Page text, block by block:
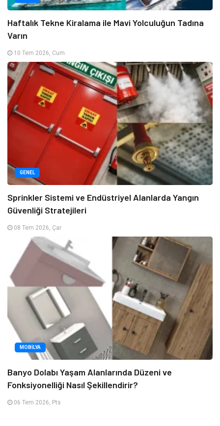
Haftalık Tekne Kiralama ile Mavi Yolculuğun Tadına
Varın
10 Tem 2026, Cum
GENEL
Sprinkler Sistemi ve Endüstriyel Alanlarda Yangın
Güvenliği Stratejileri
08 Tem 2026, Çar
MOBILYA
Banyo Dolabı Yaşam Alanlarında Düzeni ve
Fonksiyonelliği Nasıl Şekillendirir?
06 Tem 2026, Pts